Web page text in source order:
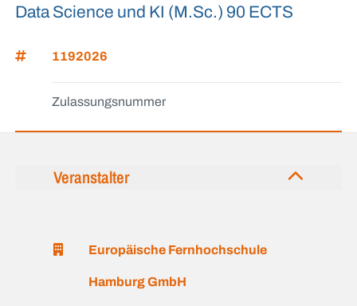
Data Science und KI (M.Sc.) 90 ECTS
1192026
Zulassungsnummer
Veranstalter
Europäische Fernhochschule
Hamburg GmbH